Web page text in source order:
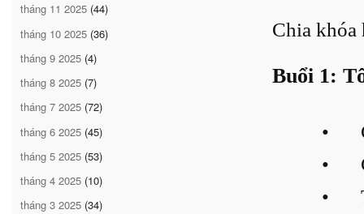
tháng 11 2025 (44)
tháng 10 2025 (36)
tháng 9 2025 (4)
tháng 8 2025 (7)
tháng 7 2025 (72)
tháng 6 2025 (45)
tháng 5 2025 (53)
tháng 4 2025 (10)
tháng 3 2025 (34)
Chia khóa
Buổi 1:
•
•
•